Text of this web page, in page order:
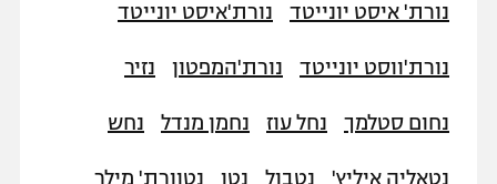
נורת' איסט יונייטד נורת'איסט יונייטד
נורת'ווסט יונייטד נורת'המפטון נזיר
נחום סטלמך נחל עוז נחמן מנדל נחש
נטאליה איליץ' נטבול נטו נטוורת' מילר